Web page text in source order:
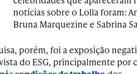
notícias sobre o Lolla foram:
Bruna Marquezine e Sabrina
porém, foi a exposição
do ESG, principalmente por